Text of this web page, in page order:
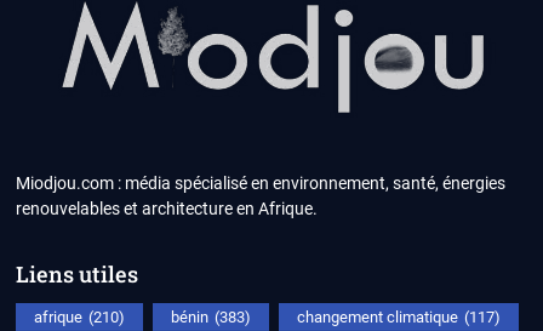
Miodjou.com : média spécialisé en environnement, santé, énergies
renouvelables et architecture en Afrique.
Liens utiles
afrique (210) bénin (383) changement climatique (117)